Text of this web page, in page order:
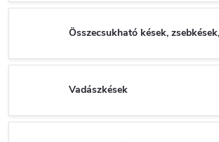
Összecsukható kések,
Vadászkések